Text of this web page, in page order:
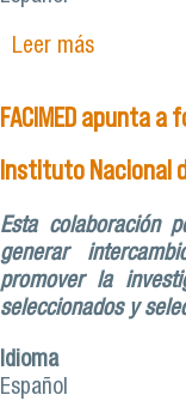
Leer mássobre
escolares
FACIMED apunta
Instituto Nacional
Esta colaboración
generar
promover la
seleccionados y
Idioma
Español